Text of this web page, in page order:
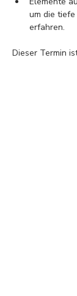
um die
erfahren.
Dieser Termin